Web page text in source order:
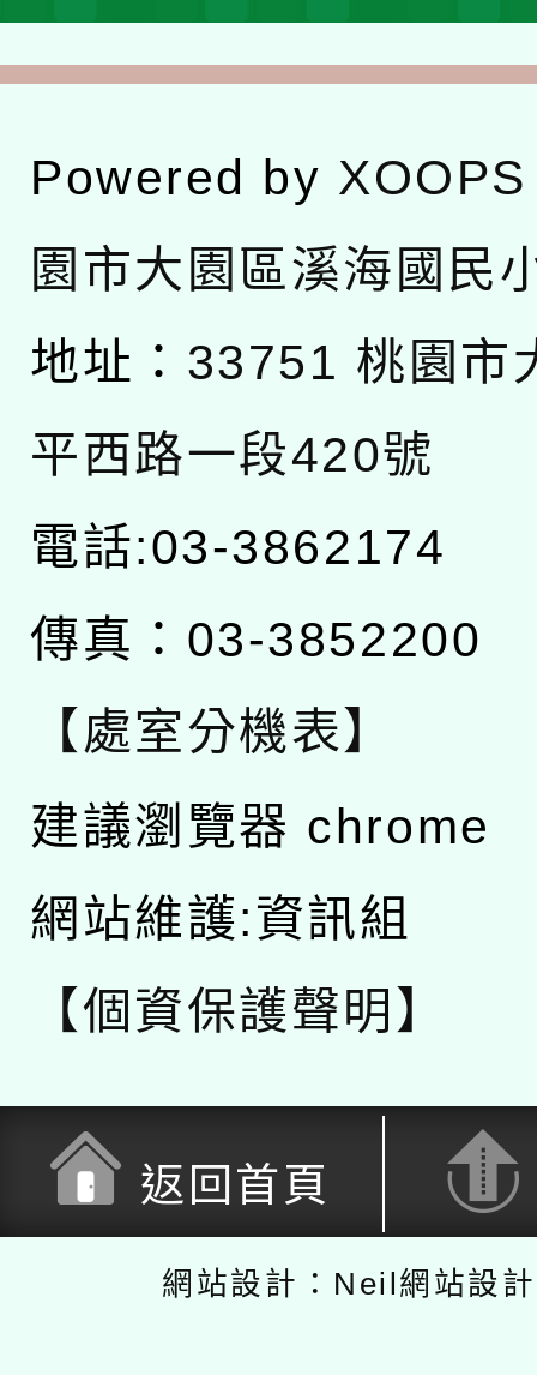
Powered by XOOPS
園市大園區溪海國民
地址： 33751 桃園市
平西路一段420號
電話:03-3862174
傳真：03-3852200
【處室分機表】
建議瀏覽器 chrome
網站維護:資訊組
【個資保護聲明】
返回首頁
網站設計：Neil網站設